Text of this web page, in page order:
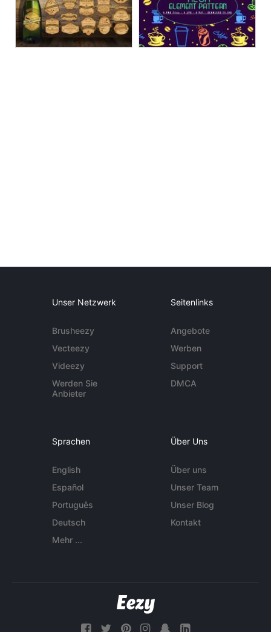
Unser Netzwerk
Brusheezy
Vecteezy
Videezy
Werden Sie
Anbieter
Seitenlinks
Angebote
Werben
Support
DMCA
Sprachen
English
Español
Português
Deutsch
Mehr ...
Über Uns
Über uns
Unser Team
Unser Blog
Kontakt